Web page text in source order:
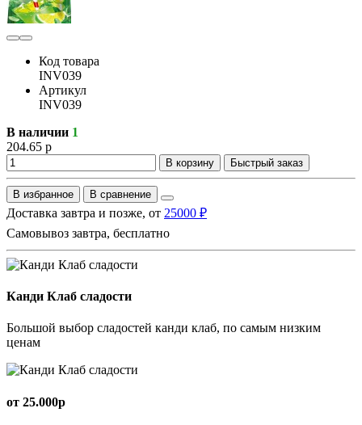
Код товара
INV039
Артикул
INV039
В наличии 1
204.65 р
В корзину Быстрый заказ
В избранное В сравнение
Доставка завтра и позже, от 25000 ₽
Самовывоз завтра, бесплатно
Канди Клаб сладости
Большой выбор сладостей канди клаб, по самым низким
ценам
от 25.000р